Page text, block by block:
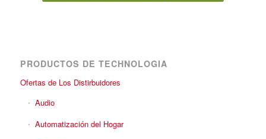
PRODUCTOS DE TECHNOLOGIA
Ofertas de Los Distirbuidores
Audio
Automatización del Hogar